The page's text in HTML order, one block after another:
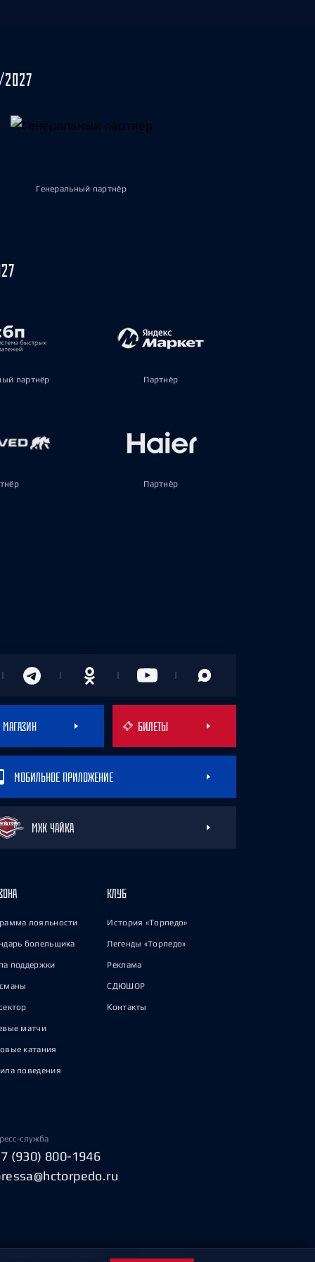
Генеральный партнёр
партнёр Партнёр
Партнёр
МАГАЗИН БИЛЕТЫ
МОБИЛЬНОЕ ПРИЛОЖЕНИЕ
МХК ЧАЙКА
лояльности
болельщика
поддержки
матчи
катания
поведения
КЛУБ
История «Торпедо»
Легенды «Торпедо»
Реклама
СДЮШОР
Контакты
служба
(930) 800-1946